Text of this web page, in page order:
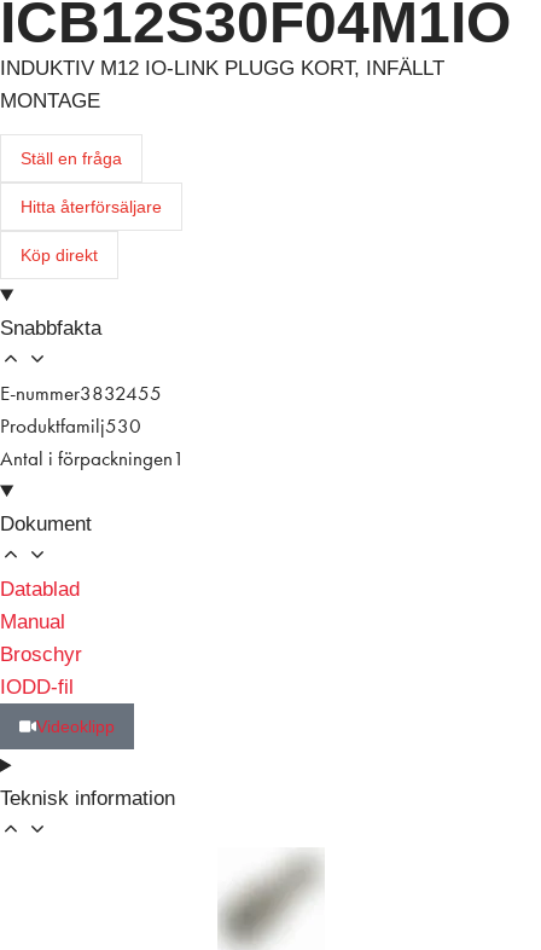
ICB12S30F04M1IO
INDUKTIV M12 IO-LINK PLUGG KORT, INFÄLLT
MONTAGE
Ställ en fråga
Hitta återförsäljare
Köp direkt
Snabbfakta
E-nummer3832455
Produktfamilj530
Antal i förpackningen 1
Dokument
Datablad
Manual
Broschyr
IODD-fil
Videoklipp
Teknisk information